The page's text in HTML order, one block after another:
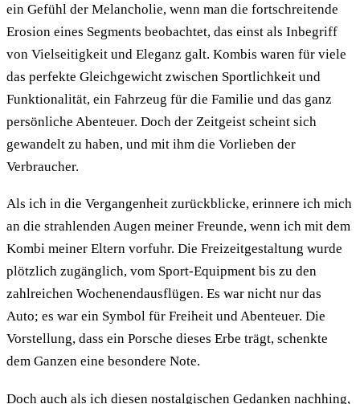
ein Gefühl der Melancholie, wenn man die fortschreitende
Erosion eines Segments beobachtet, das einst als Inbegriff
von Vielseitigkeit und Eleganz galt. Kombis waren für viele
das perfekte Gleichgewicht zwischen Sportlichkeit und
Funktionalität, ein Fahrzeug für die Familie und das ganz
persönliche Abenteuer. Doch der Zeitgeist scheint sich
gewandelt zu haben, und mit ihm die Vorlieben der
Verbraucher.
Als ich in die Vergangenheit zurückblicke, erinnere ich mich
an die strahlenden Augen meiner Freunde, wenn ich mit dem
Kombi meiner Eltern vorfuhr. Die Freizeitgestaltung wurde
plötzlich zugänglich, vom Sport-Equipment bis zu den
zahlreichen Wochenendausflügen. Es war nicht nur das
Auto; es war ein Symbol für Freiheit und Abenteuer. Die
Vorstellung, dass ein Porsche dieses Erbe trägt, schenkte
dem Ganzen eine besondere Note.
Doch auch als ich diesen nostalgischen Gedanken nachhing,